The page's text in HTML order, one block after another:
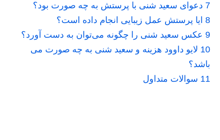
7 دعوای سعید شنی با پرستش به چه صورت بود؟
8 ایا پرستش عمل زیبایی انجام داده است؟
9 عکس سعید شنی را چگونه می‌توان به دست آورد؟
10 لایو داوود هزینه و سعید شنی به چه صورت می
باشد؟
11 سوالات متداول